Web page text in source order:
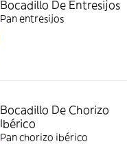
Bocadillo De Entresijos
Pan entresijos
Bocadillo De Chorizo
Ibérico
Pan chorizo ibérico